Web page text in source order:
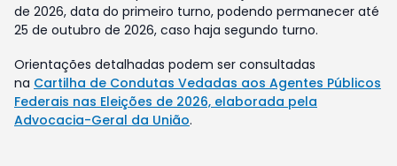
de 2026, data do primeiro turno, podendo permanecer até
25 de outubro de 2026, caso haja segundo turno.
Orientações detalhadas podem ser consultadas
na Cartilha de Condutas Vedadas aos Agentes Públicos
Federais nas Eleições de 2026, elaborada pela
Advocacia-Geral da União.